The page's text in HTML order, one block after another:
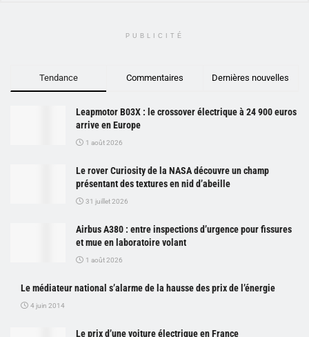
PUBLICITÉ
Tendance Commentaires Dernières nouvelles
Leapmotor B03X : le crossover électrique à 24 900 euros
arrive en Europe
1 août 2026
Le rover Curiosity de la NASA découvre un champ
présentant des textures en nid d’abeille
31 juillet 2026
Airbus A380 : entre inspections d’urgence pour fissures
et mue en laboratoire volant
1 août 2026
Le médiateur national s’alarme de la hausse des prix de l’énergie
4 juin 2014
Le prix d’une voiture électrique en France